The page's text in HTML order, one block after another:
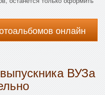
онлайн
ВУЗа